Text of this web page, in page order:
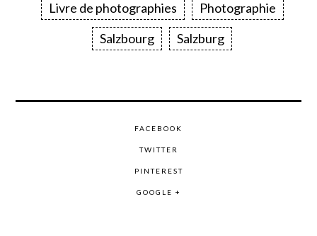
Livre de photographies
Photographie
Salzbourg
Salzburg
FACEBOOK
TWITTER
PINTEREST
GOOGLE +